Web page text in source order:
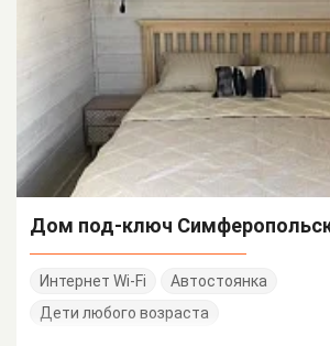
Дом под-ключ
Интернет Wi-Fi
Автостоянка
Дети любого возраста